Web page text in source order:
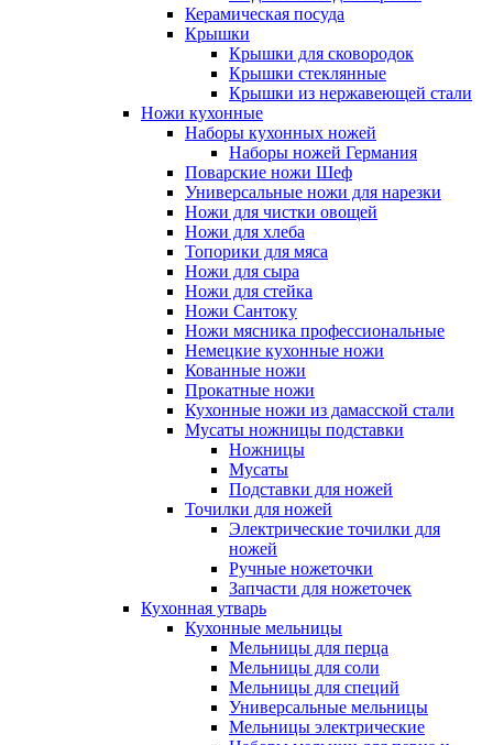
Керамическая посуда
Крышки
Крышки для сковородок
Крышки стеклянные
Крышки из нержавеющей стали
Ножи кухонные
Наборы кухонных ножей
Наборы ножей Германия
Поварские ножи Шеф
Универсальные ножи для нарезки
Ножи для чистки овощей
Ножи для хлеба
Топорики для мяса
Ножи для сыра
Ножи для стейка
Ножи Сантоку
Ножи мясника профессиональные
Немецкие кухонные ножи
Кованные ножи
Прокатные ножи
Кухонные ножи из дамасской стали
Мусаты ножницы подставки
Ножницы
Мусаты
Подставки для ножей
Точилки для ножей
Электрические точилки для
ножей
Ручные ножеточки
Запчасти для ножеточек
Кухонная утварь
Кухонные мельницы
Мельницы для перца
Мельницы для соли
Мельницы для специй
Универсальные мельницы
Мельницы электрические